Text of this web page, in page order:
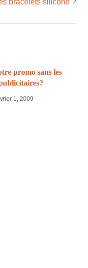
bracelets silicone ?
promo sans les
1, 2009